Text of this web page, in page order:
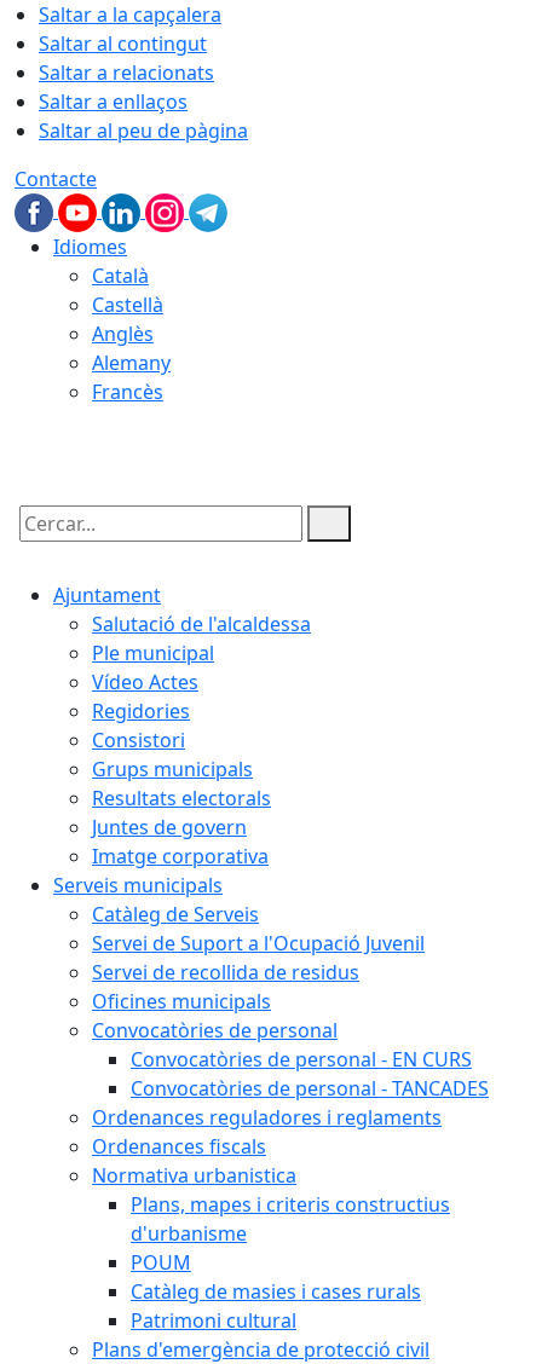
Saltar a la capçalera
Saltar al contingut
Saltar a relacionats
Saltar a enllaços
Saltar al peu de pàgina
Contacte
Idiomes
Català
Castellà
Anglès
Alemany
Francès
Cercar:
Ajuntament
Salutació de l'alcaldessa
Ple municipal
Vídeo Actes
Regidories
Consistori
Grups municipals
Resultats electorals
Juntes de govern
Imatge corporativa
Serveis municipals
Catàleg de Serveis
Servei de Suport a l'Ocupació Juvenil
Servei de recollida de residus
Oficines municipals
Convocatòries de personal
Convocatòries de personal - EN CURS
Convocatòries de personal - TANCADES
Ordenances reguladores i reglaments
Ordenances fiscals
Normativa urbanistica
Plans, mapes i criteris constructius
d'urbanisme
POUM
Catàleg de masies i cases rurals
Patrimoni cultural
Plans d'emergència de protecció civil